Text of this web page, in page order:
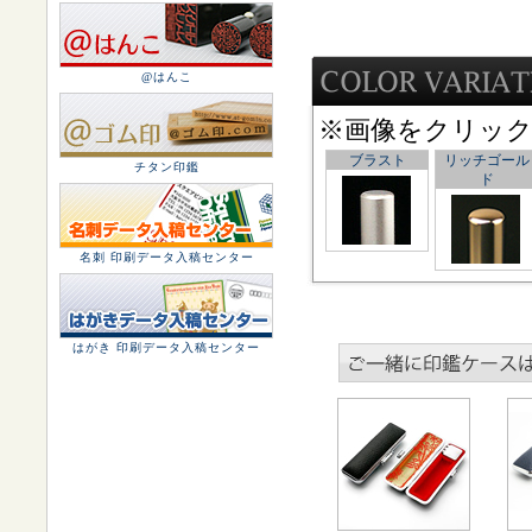
@はんこ
チタン印鑑
名刺 印刷データ入稿センター
はがき 印刷データ入稿センター
※画像をクリッ
ブラスト
リッチゴール
ド